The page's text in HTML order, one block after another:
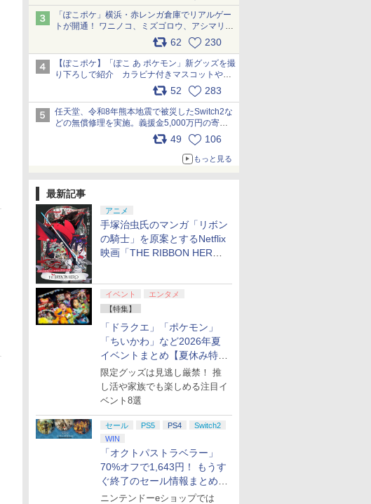
「ぽこポケ」横浜・赤レンガ倉庫でリアルゲー
トが開通！ ワニノコ、ミズゴロウ、アシマリ登
場シーンをレポート pic.x.com/LDgEByVl6D
62 230
【ぽこポケ】「ぽこ あ ポケモン」新グッズを撮
り下ろしで紹介 カラビナ付きマスコットやス
52 283
任天堂、令和8年熊本地震で被災したSwitch2な
どの無償修理を実施。義援金5,000万円の寄付
も発表 pic.x.com/BAYsMfUfUC
49 106
もっと見る
最新記事
アニメ
手塚治虫氏のマンガ「リボン
の騎士」を原案とするNetflix
映画「THE RIBBON HERO
イベント
エンタメ
【特集】
「ドラクエ」「ポケモン」
「ちいかわ」など2026年夏
イベントまとめ【夏休み特
集】
限定グッズは見逃し厳禁！ 推
し活や家族でも楽しめる注目イ
ベント8選
セール PS5 PS4
Switch2
WIN
「オクトパストラベラー」
70%オフで1,643円！ もうす
ぐ終了のセール情報まとめ
【8月8日更新】
ニンテンドーeショップでは